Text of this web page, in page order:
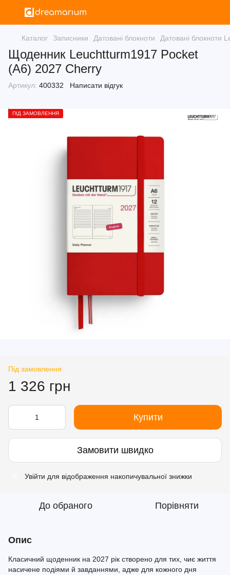
Каталог Записники Датовані блокноти Датовані блокноти
Щоденник Leuchtturm1917 Pocket
(A6) 2027 Cherry
Артикул: 400332 Написати відгук
ПІД ЗАМОВЛЕННЯ
Під замовлення
1 326 грн
Купити
Замовити швидко
Увійти для відображення накопичувальної знижки
До обраного Порівняти
Опис
Класичний щоденник на 2027 рік створено для тих, чиє життя
насичене подіями й завданнями, адже для кожного дня